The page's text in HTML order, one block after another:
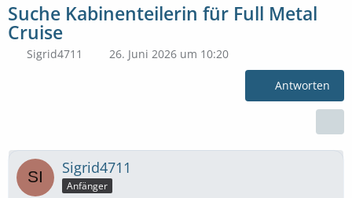
Suche Kabinenteilerin für Full Metal
Cruise
Sigrid4711 26. Juni 2026 um 10:20
Antworten
Sigrid4711
Anfänger